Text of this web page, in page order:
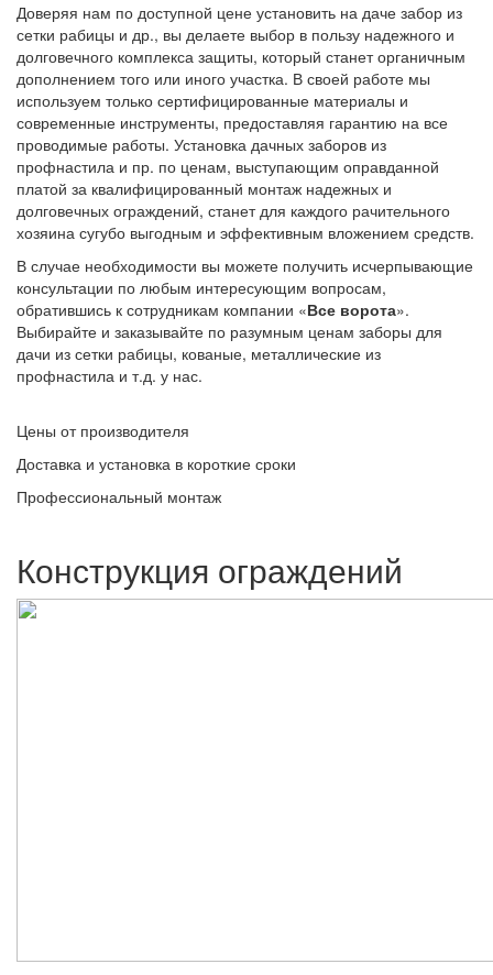
Доверяя нам по доступной цене установить на даче забор из
сетки рабицы и др., вы делаете выбор в пользу надежного и
долговечного комплекса защиты, который станет органичным
дополнением того или иного участка. В своей работе мы
используем только сертифицированные материалы и
современные инструменты, предоставляя гарантию на все
проводимые работы. Установка дачных заборов из
профнастила и пр. по ценам, выступающим оправданной
платой за квалифицированный монтаж надежных и
долговечных ограждений, станет для каждого рачительного
хозяина сугубо выгодным и эффективным вложением средств.
В случае необходимости вы можете получить исчерпывающие
консультации по любым интересующим вопросам,
обратившись к сотрудникам компании «Все ворота».
Выбирайте и заказывайте по разумным ценам заборы для
дачи из сетки рабицы, кованые, металлические из
профнастила и т.д. у нас.
Цены от производителя
Доставка и установка в короткие сроки
Профессиональный монтаж
Конструкция ограждений